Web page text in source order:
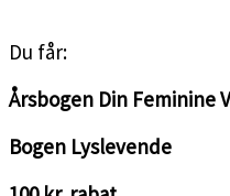
Du får:
Årsbogen Din Feminine
Bogen Lyslevende